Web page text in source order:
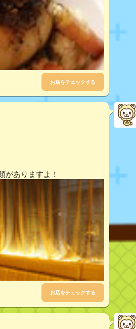
お店をチェックする
がありますよ！
お店をチェックする